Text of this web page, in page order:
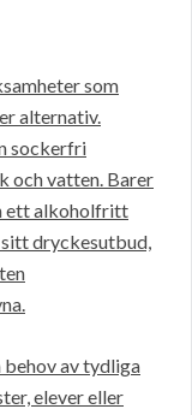
som
alternativ.
sockerfri
och vatten. Barer
ett alkoholfritt
dryckesutbud,
behov av tydliga
elever eller